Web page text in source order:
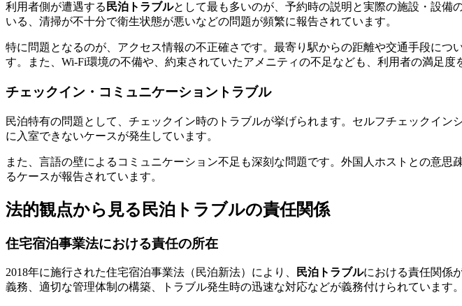
利用者側が遭遇する 民泊トラブルとして最も多いのが、予約時の説明と実際の施設・設備
いる、清掃が不十分で衛生状態が悪いなどの問題が頻繁に報告されています。
特に問題となるのが、アクセス情報の不正確さです。最寄り駅からの距離や交通手段に
す。また、Wi-Fi環境の不備や、約束されていたアメニティの不足なども、利用者の満足度
チェックイン・コミュニケーショントラブル
民泊特有の問題として、チェックイン時のトラブルが挙げられます。セルフチェックイ
に入室できないケースが発生しています。
また、言語の壁によるコミュニケーション不足も深刻な問題です。外国人ホストとの意
るケースが報告されています。
法的観点から見る民泊トラブルの責任関係
住宅宿泊事業法における責任の所在
2018年に施行された住宅宿泊事業法（民泊新法）により、 民泊トラブルにおける責任関係
義務、適切な管理体制の構築、トラブル発生時の迅速な対応などが義務付けられています。